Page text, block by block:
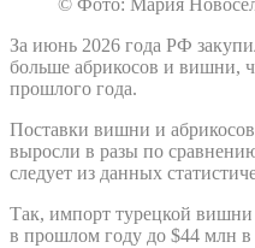
© Фото: Мария
За июнь 2026 года РФ
больше абрикосов и вишни,
прошлого года.
Поставки вишни и
выросли в разы по
следует из данных
Так, импорт турецкой
в прошлом году до $44 млн